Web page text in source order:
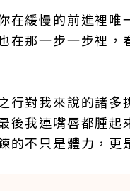
在緩慢的前進裡
那一步一步裡，
行對我來說的諸多
我連嘴唇都腫
的不只是體力，更